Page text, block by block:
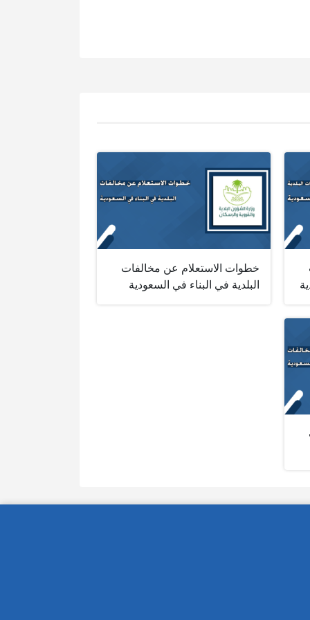
خطوات الاستعلام عن مخالفات
البلدية في البناء في السعودية